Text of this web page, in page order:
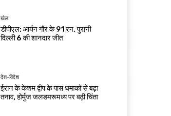
खेल
डीपीएल: आर्यन गौर के 91 रन, पुरानी
दिल्ली 6 की शानदार जीत
देश-विदेश
ईरान के केशम द्वीप के पास धमाकों से बढ़ा
तनाव, होर्मुज जलडमरूमध्य पर बढ़ी चिंता